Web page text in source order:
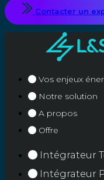
Contacter un
Vos enjeux
Notre solution
A propos
Offre
Intégrateur
Intégrateur